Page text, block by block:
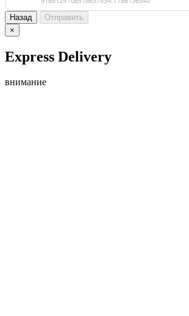
Назад
Отправить
×
Express Delivery
внимание